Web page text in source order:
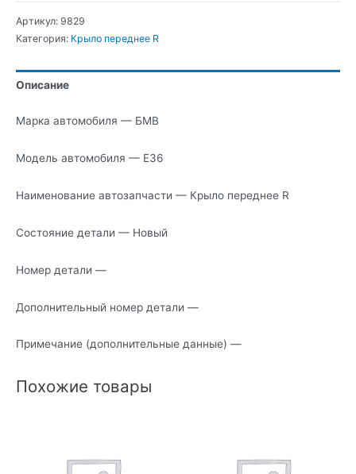
Крыло
R
Артикул: 9829
Категория: Крыло переднее R
Описание
Марка автомобиля — БМВ
Модель автомобиля — Е36
Наименование автозапчасти — Крыло переднее R
Состояние детали — Новый
Номер детали —
Дополнительный номер детали —
Примечание (дополнительные данные) —
Похожие товары